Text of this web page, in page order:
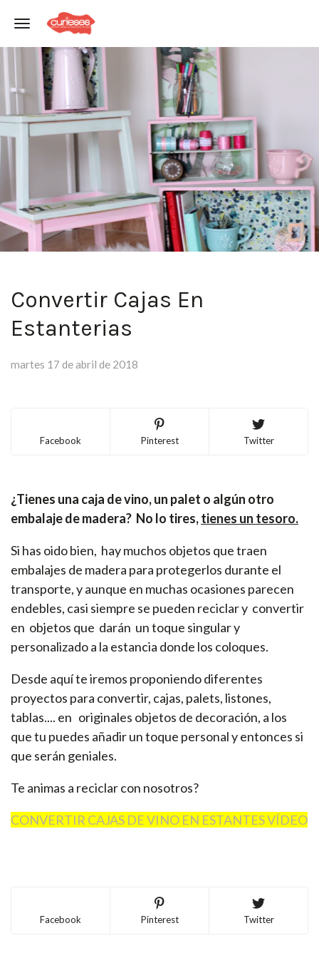
Toggle navigation
Convertir Cajas En
Estanterias
martes 17 de abril de 2018
Facebook Pinterest Twitter
¿Tienes una caja de vino, un palet o algún otro
embalaje de madera? No lo tires,tienes un tesoro.
Si has oido bien, hay muchos objetos que traen
embalajes de madera para protegerlos durante el
transporte, y aunque en muchas ocasiones parecen
endebles, casi siempre se pueden reciclar y convertir
en objetos que darán un toque singular y
personalizado a la estancia donde los coloques.
Desde aquí te iremos proponiendo diferentes
proyectos para convertir, cajas, palets, listones,
tablas.... en originales objetos de decoración, a los
que tu puedes añadir un toque personal y entonces si
que serán geniales.
Te animas a reciclar con nosotros?
CONVERTIR CAJAS DE VINO EN ESTANTES VÍDEO
Facebook Pinterest Twitter